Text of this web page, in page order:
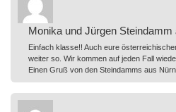
Monika und Jürgen Steindamm
Einfach klasse!! Auch eure
weiter so. Wir kommen auf jeden Fall
Einen Gruß von den Steindamms aus